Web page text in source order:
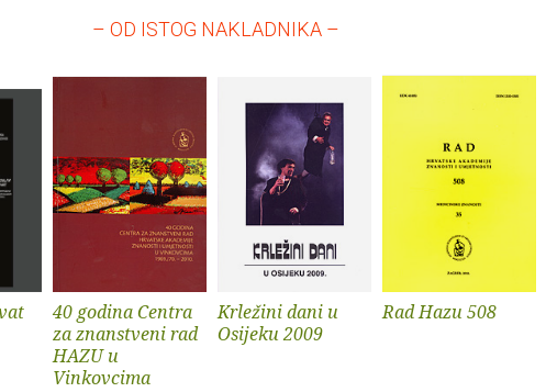
– OD ISTOG NAKLADNIKA –
40 godina Centra
za znanstveni rad
HAZU u
Vinkovcima
Krležini dani u
Osijeku 2009
Rad Hazu 508